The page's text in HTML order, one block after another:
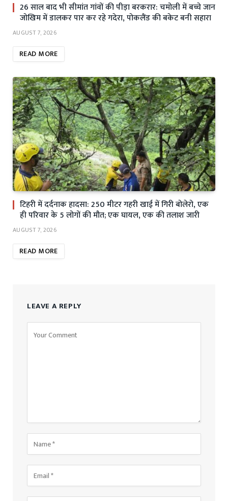
26 साल बाद भी सीमांत गांवों की पीड़ा बरकरार: चमोली में बच्चे जान
जोखिम में डालकर पार कर रहे गदेरा, पोकलैंड की बकेट बनी सहारा
AUGUST 7, 2026
READ MORE
टिहरी में दर्दनाक हादसा: 250 मीटर गहरी खाई में गिरी बोलेरो, एक
ही परिवार के 5 लोगों की मौत; एक घायल, एक की तलाश जारी
AUGUST 7, 2026
READ MORE
LEAVE A REPLY